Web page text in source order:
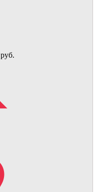
руб.